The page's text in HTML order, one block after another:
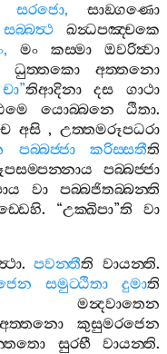
සරජො,
සාඞ‍්ගණො
සබ‍්බත්‍ථ
ඛන්‍ධපඤ‍්චකෙ
, මං කස‍්මා
ඔවරිත්‍වා
ධුත‍්තකො
අත‍්තනො
චා”තිආදිනා දස
ගාථා
යොබ‍්බනෙ ඨිතා.
ච අසි,උත‍්තමරූපධරා
පබ‍්බජ‍්ජා කරිස‍්සතීති
පබ‍්බජ‍්ජා
වා
පබ‍්බජිතබ‍්බන‍්ති
. “උක‍්ඛිපා”ති
වා
.පවන‍්තීති වායන‍්ති.
සමුට‍්ඨිතා දුමාති
මන්‍දවාතෙන
අත‍්තනො
කුසුමරජෙන
සුරභී වායන‍්ති.